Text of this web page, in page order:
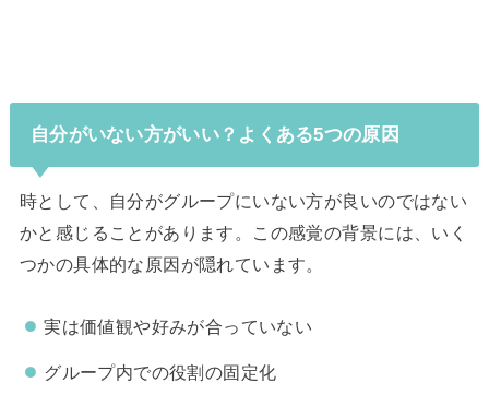
自分がいない方がいい？よくある5つの原因
時として、自分がグループにいない方が良いのではない
かと感じることがあります。この感覚の背景には、いく
つかの具体的な原因が隠れています。
実は価値観や好みが合っていない
グループ内での役割の固定化